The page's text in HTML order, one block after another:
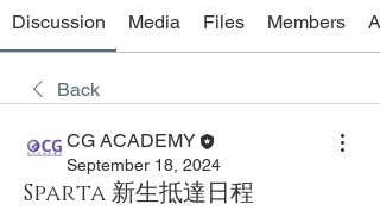
Discussion Media Files Members
Back
CG ACADEMY
September 18, 2024
Sparta 新生抵達日程